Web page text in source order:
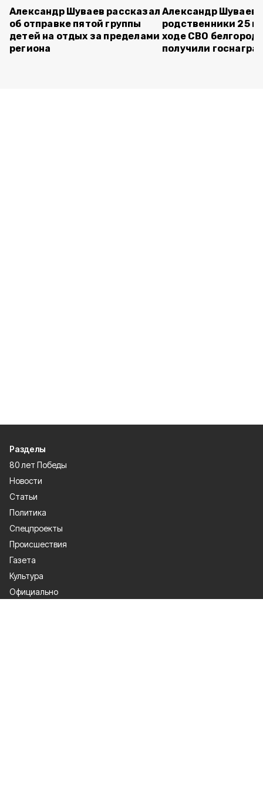
Александр Шуваев рассказал
об отправке пятой группы
детей на отдых за пределами
региона
Александр Шуваев:
родственники 25
ходе СВО
получили
Разделы
80 лет Победы
Новости
Статьи
Политика
Спецпроекты
Происшествия
Газета
Культура
Официально